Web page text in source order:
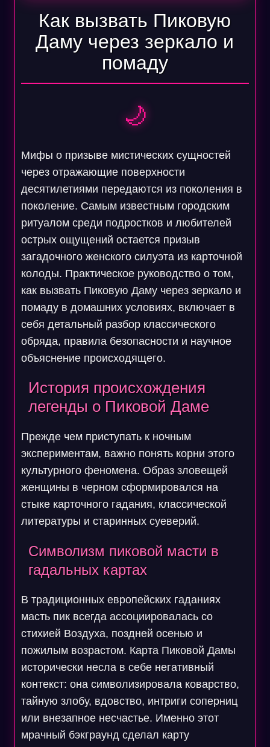
Как вызвать Пиковую
Даму через зеркало и
помаду
🌙
Мифы о призыве мистических сущностей
через отражающие поверхности
десятилетиями передаются из поколения в
поколение. Самым известным городским
ритуалом среди подростков и любителей
острых ощущений остается призыв
загадочного женского силуэта из карточной
колоды. Практическое руководство о том,
как вызвать Пиковую Даму через зеркало и
помаду в домашних условиях, включает в
себя детальный разбор классического
обряда, правила безопасности и научное
объяснение происходящего.
История происхождения
легенды о Пиковой Даме
Прежде чем приступать к ночным
экспериментам, важно понять корни этого
культурного феномена. Образ зловещей
женщины в черном сформировался на
стыке карточного гадания, классической
литературы и старинных суеверий.
Символизм пиковой масти в
гадальных картах
В традиционных европейских гаданиях
масть пик всегда ассоциировалась со
стихией Воздуха, поздней осенью и
пожилым возрастом. Карта Пиковой Дамы
исторически несла в себе негативный
контекст: она символизировала коварство,
тайную злобу, вдовство, интриги соперниц
или внезапное несчастье. Именно этот
мрачный бэкграунд сделал карту